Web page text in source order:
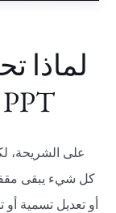
لماذا
مختلف لتحويلها إلى PPT
كل شيء يبقى
أو تعديل تسمية أو